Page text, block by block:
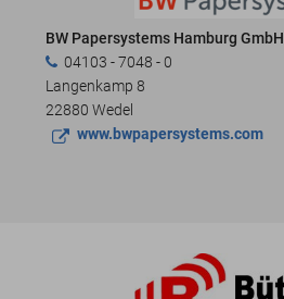
BW Papersystems Hamburg GmbH
04103 - 7048 - 0
Langenkamp 8
22880 Wedel
www.bwpapersystems.com